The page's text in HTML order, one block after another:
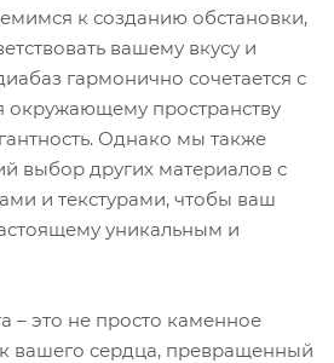
к созданию обстановки,
вашему вкусу и
гармонично сочетается с
окружающему пространству
Однако мы также
выбор других материалов с
и текстурами, чтобы ваш
уникальным и
– это не просто каменное
вашего сердца, превращенный